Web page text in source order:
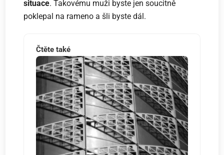
situace. Takovému muži byste jen soucitně
poklepal na rameno a šli byste dál.
Čtěte také